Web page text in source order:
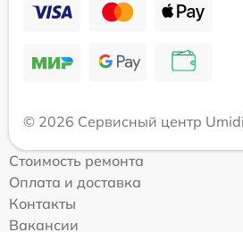
© 2026 Сервисный центр
Стоимость ремонта
Оплата и доставка
Контакты
Вакансии